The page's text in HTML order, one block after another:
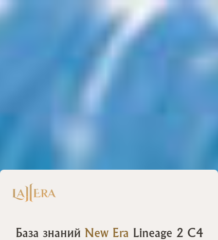
База знаний New Era Lineage 2 C4